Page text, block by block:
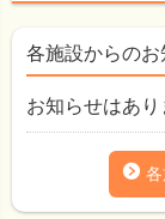
各施設からのお
お知らせはあり